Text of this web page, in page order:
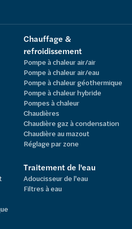
Chauffage &
refroidissement
Pompe à chaleur air/air
Pompe à chaleur air/eau
Pompe à chaleur géothermique
Pompe à chaleur hybride
Pompes à chaleur
Chaudières
Chaudière gaz à condensation
Chaudière au mazout
Réglage par zone
Traitement de l'eau
Adoucisseur de l'eau
Filtres à eau